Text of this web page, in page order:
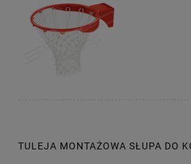
TULEJA MONTAŻOWA SŁUPA DO